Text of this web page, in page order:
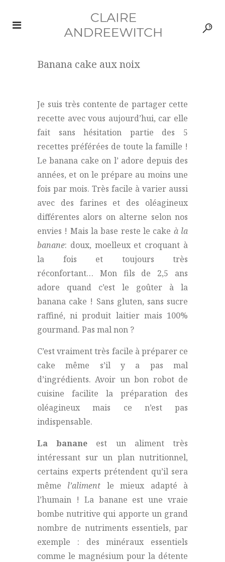
Banana cake aux noix
Je suis très contente de partager cette
recette avec vous aujourd’hui, car elle
fait sans hésitation partie des 5
recettes préférées de toute la famille !
Le banana cake on l’ adore depuis des
années, et on le prépare au moins une
fois par mois. Très facile à varier aussi
avec des farines et des oléagineux
différentes alors on alterne selon nos
envies ! Mais la base reste le cake à la
banane: doux, moelleux et croquant à
la fois et toujours très
réconfortant… Mon fils de 2,5 ans
adore quand c’est le goûter à la
banana cake ! Sans gluten, sans sucre
raffiné, ni produit laitier mais 100%
gourmand. Pas mal non ?
C’est vraiment très facile à préparer ce
cake même s’il y a pas mal
d’ingrédients. Avoir un bon robot de
cuisine facilite la préparation des
oléagineux mais ce n’est pas
indispensable.
La banane est un aliment très
intéressant sur un plan nutritionnel,
certains experts prétendent qu’il sera
même l’aliment le mieux adapté à
l’humain ! La banane est une vraie
bombe nutritive qui apporte un grand
nombre de nutriments essentiels, par
exemple : des minéraux essentiels
comme le magnésium pour la détente